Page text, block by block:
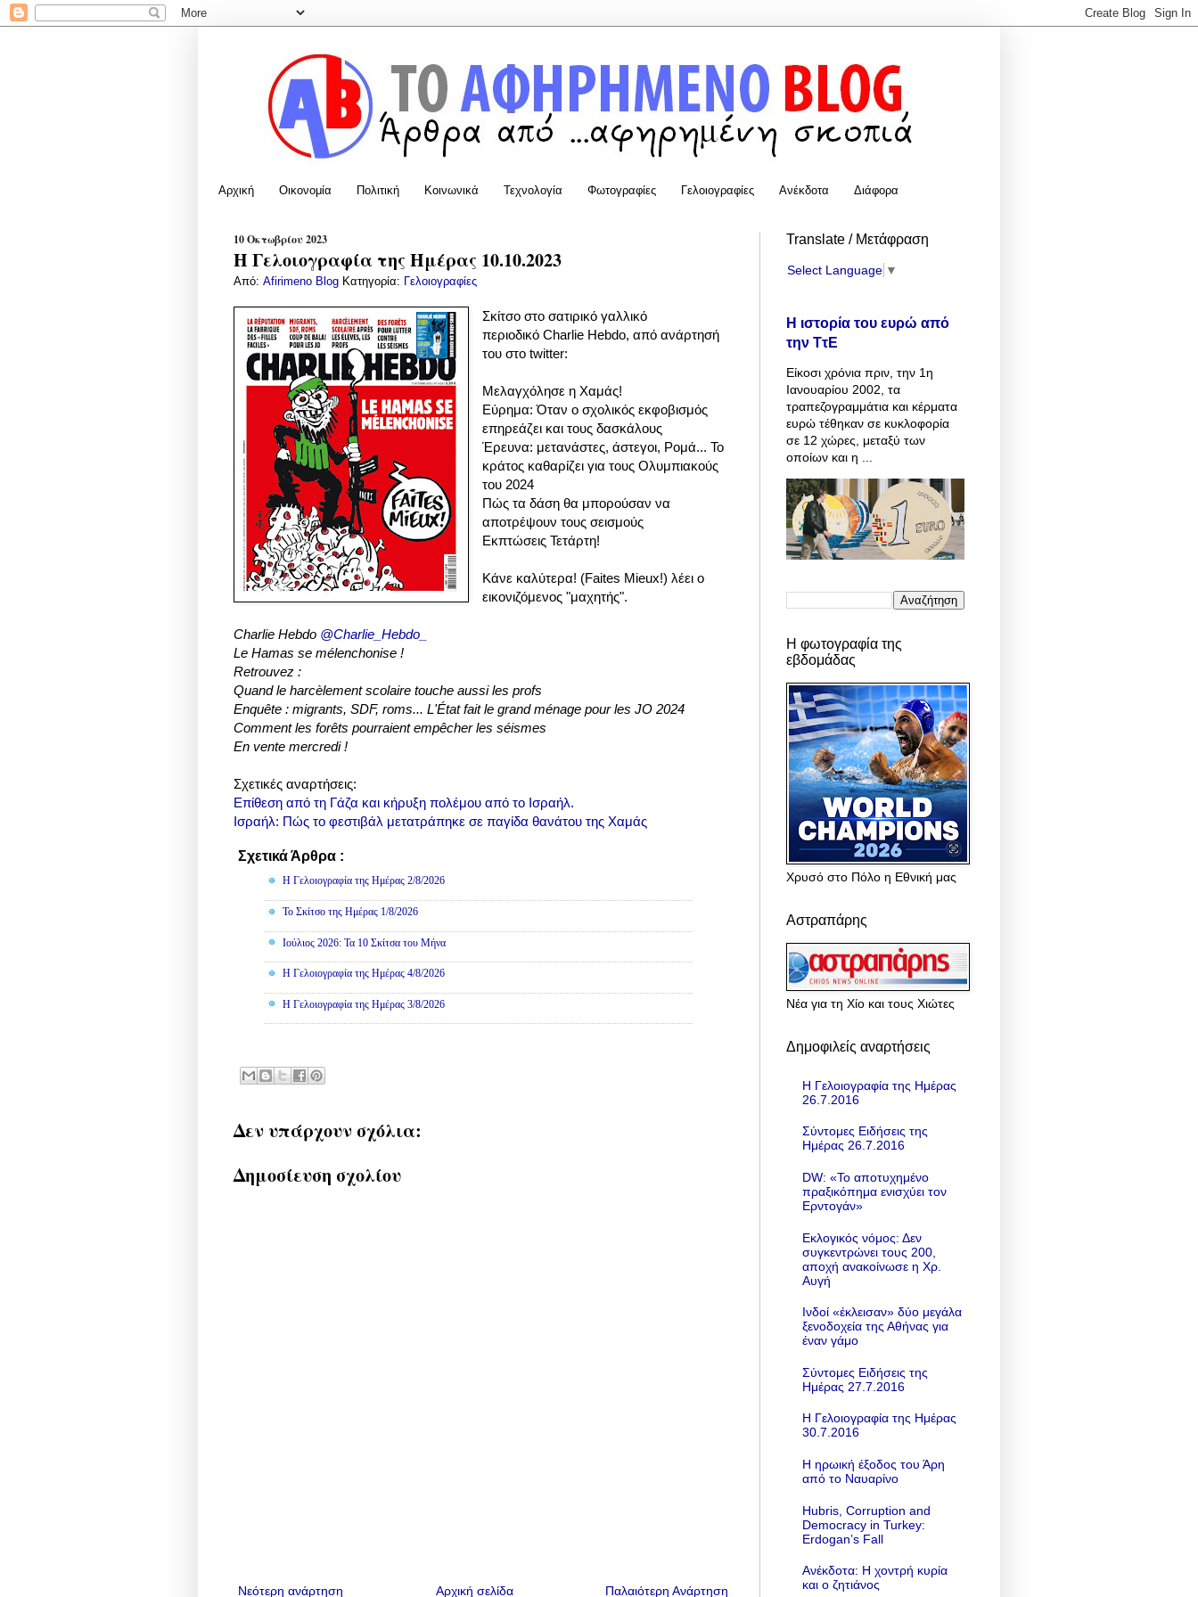
Αρχική Οικονομία Πολιτική Κοινωνικά Τεχνολογία Φωτογραφίες Γελοιογραφίες Ανέκδοτα Διάφορα
10 Οκτωβρίου 2023
Η Γελοιογραφία της Ημέρας 10.10.2023
Από: Afirimeno Blog Κατηγορία: Γελοιογραφίες
Σκίτσο στο σατιρικό γαλλικό
περιοδικό Charlie Hebdo, από ανάρτησή
του στο twitter:
Μελαγχόλησε η Χαμάς!
Εύρημα: Όταν ο σχολικός εκφοβισμός
επηρεάζει και τους δασκάλους
Έρευνα: μετανάστες, άστεγοι, Ρομά... Το
κράτος καθαρίζει για τους Ολυμπιακούς
του 2024
Πώς τα δάση θα μπορούσαν να
αποτρέψουν τους σεισμούς
Εκπτώσεις Τετάρτη!
Κάνε καλύτερα! (Faites Mieux!) λέει ο
εικονιζόμενος "μαχητής".
Charlie Hebdo @Charlie_Hebdo_
Le Hamas se mélenchonise !
Retrouvez :
Quand le harcèlement scolaire touche aussi les profs
Enquête : migrants, SDF, roms... L'État fait le grand ménage pour les JO 2024
Comment les forêts pourraient empêcher les séismes
En vente mercredi !
Σχετικές αναρτήσεις:
Eπίθεση από τη Γάζα και κήρυξη πολέμου από το Ισραήλ.
Ισραήλ: Πώς το φεστιβάλ μετατράπηκε σε παγίδα θανάτου της Χαμάς
Σχετικά Άρθρα :
Η Γελοιογραφία της Ημέρας 2/8/2026
Το Σκίτσο της Ημέρας 1/8/2026
Ιούλιος 2026: Τα 10 Σκίτσα του Μήνα
Η Γελοιογραφία της Ημέρας 4/8/2026
Η Γελοιογραφία της Ημέρας 3/8/2026
Δεν υπάρχουν σχόλια:
Δημοσίευση σχολίου
Νεότερη ανάρτηση Παλαιότερη Ανάρτηση
Αρχική σελίδα
Translate / Μετάφραση
Select Language ▼
Η ιστορία του ευρώ από
την ΤτΕ
Είκοσι χρόνια πριν, την 1η
Ιανουαρίου 2002, τα
τραπεζογραμμάτια και κέρματα
ευρώ τέθηκαν σε κυκλοφορία
σε 12 χώρες, μεταξύ των
οποίων και η ...
Η φωτογραφία της
εβδομάδας
Χρυσό στο Πόλο η Εθνική μας
Αστραπάρης
Νέα για τη Χίο και τους Χιώτες
Δημοφιλείς αναρτήσεις
Η Γελοιογραφία της Ημέρας
26.7.2016
Σύντομες Ειδήσεις της
Ημέρας 26.7.2016
DW: «To αποτυχημένο
πραξικόπημα ενισχύει τον
Ερντογάν»
Εκλογικός νόμος: Δεν
συγκεντρώνει τους 200,
αποχή ανακοίνωσε η Χρ.
Αυγή
Ινδοί «έκλεισαν» δύο μεγάλα
ξενοδοχεία της Αθήνας για
έναν γάμο
Σύντομες Ειδήσεις της
Ημέρας 27.7.2016
Η Γελοιογραφία της Ημέρας
30.7.2016
Η ηρωική έξοδος του Άρη
από το Ναυαρίνο
Hubris, Corruption and
Democracy in Turkey:
Erdogan’s Fall
Ανέκδοτα: Η χοντρή κυρία
και ο ζητιάνος